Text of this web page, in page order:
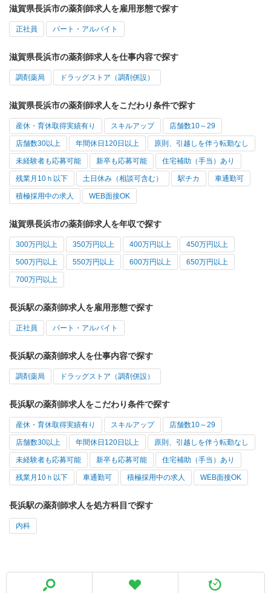
滋賀県長浜市の薬剤師求人を雇用形態で探す
正社員 パート・アルバイト
滋賀県長浜市の薬剤師求人を仕事内容で探す
調剤薬局 ドラッグストア（調剤併設）
滋賀県長浜市の薬剤師求人をこだわり条件で探す
産休・育休取得実績有り スキルアップ 店舗数10～29
店舗数30以上 年間休日120日以上 原則、引越しを伴う転勤なし
未経験者も応募可能 新卒も応募可能 住宅補助（手当）あり
残業月10ｈ以下 土日休み（相談可含む） 駅チカ 車通勤可
積極採用中の求人 WEB面接OK
滋賀県長浜市の薬剤師求人を年収で探す
300万円以上 350万円以上 400万円以上 450万円以上
500万円以上 550万円以上 600万円以上 650万円以上
700万円以上
長浜駅の薬剤師求人を雇用形態で探す
正社員 パート・アルバイト
長浜駅の薬剤師求人を仕事内容で探す
調剤薬局 ドラッグストア（調剤併設）
長浜駅の薬剤師求人をこだわり条件で探す
産休・育休取得実績有り スキルアップ 店舗数10～29
店舗数30以上 年間休日120日以上 原則、引越しを伴う転勤なし
未経験者も応募可能 新卒も応募可能 住宅補助（手当）あり
残業月10ｈ以下 車通勤可 積極採用中の求人 WEB面接OK
長浜駅の薬剤師求人を処方科目で探す
内科